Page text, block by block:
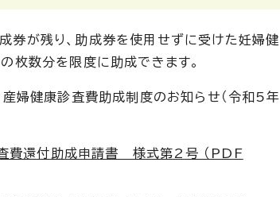
券が残り、助成券を使用せずに受けた妊婦健
枚数分を限度に助成できます。
産婦健康診査費助成制度のお知らせ（令和5年
費還付助成申請書 様式第2号 （PDF